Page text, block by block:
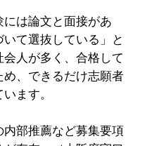
は論文と面接があ
て選抜している」と
人が多く、合格して
め、できるだけ志願者
ます。
部推薦など募集要項